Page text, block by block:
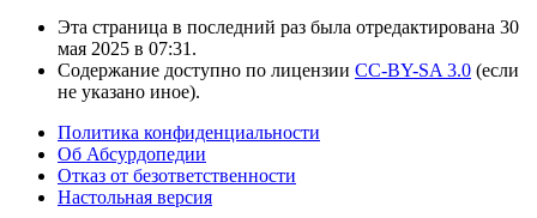
Эта страница в последний раз была отредактирована 30
мая 2025 в 07:31.
Содержание доступно по лицензии CC-BY-SA 3.0 (если
не указано иное).
Политика конфиденциальности
Об Абсурдопедии
Отказ от безответственности
Настольная версия